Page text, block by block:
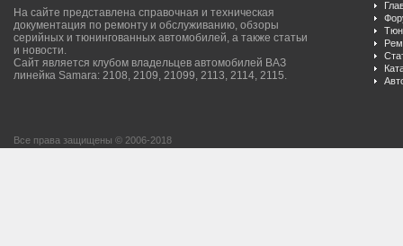
На сайте представлена справочная и техническая
документация по ремонту и обслуживанию, обзоры
серийных и тюнингованных автомобилей, а также статьи
и новости.
Сайт является клубом владельцев автомобилей ВАЗ
линейка Samara: 2108, 2109, 21099, 2113, 2114, 2115.
Все права защищены © 2006-2018